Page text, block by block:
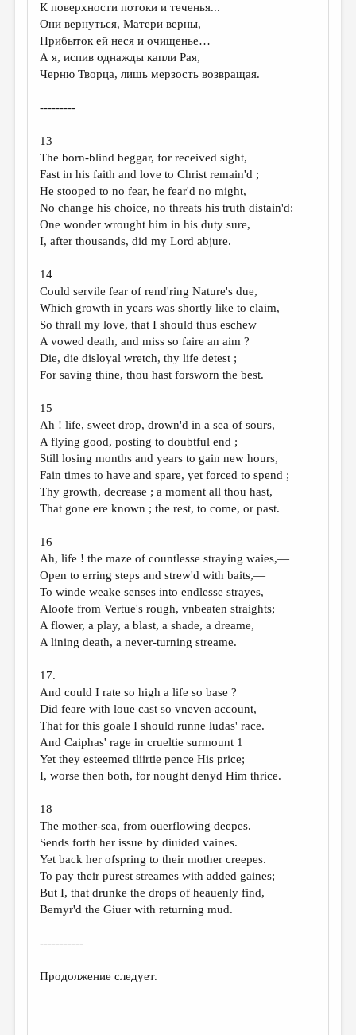
К поверхности потоки и теченья...
Они вернуться, Матери верны,
Прибыток ей неся и очищенье…
А я, испив однажды капли Рая,
Черню Творца, лишь мерзость возвращая.
---------
13
The born-blind beggar, for received sight,
Fast in his faith and love to Christ remain'd ;
He stooped to no fear, he fear'd no might,
No change his choice, no threats his truth distain'd:
One wonder wrought him in his duty sure,
I, after thousands, did my Lord abjure.
14
Could servile fear of rend'ring Nature's due,
Which growth in years was shortly like to claim,
So thrall my love, that I should thus eschew
A vowed death, and miss so faire an aim ?
Die, die disloyal wretch, thy life detest ;
For saving thine, thou hast forsworn the best.
15
Ah ! life, sweet drop, drown'd in a sea of sours,
A flying good, posting to doubtful end ;
Still losing months and years to gain new hours,
Fain times to have and spare, yet forced to spend ;
Thy growth, decrease ; a moment all thou hast,
That gone ere known ; the rest, to come, or past.
16
Ah, life ! the maze of countlesse straying waies,—
Open to erring steps and strew'd with baits,—
To winde weake senses into endlesse strayes,
Aloofe from Vertue's rough, vnbeaten straights;
A flower, a play, a blast, a shade, a dreame,
A lining death, a never-turning streame.
17.
And could I rate so high a life so base ?
Did feare with loue cast so vneven account,
That for this goale I should runne ludas' race.
And Caiphas' rage in crueltie surmount 1
Yet they esteemed tliirtie pence His price;
I, worse then both, for nought denyd Him thrice.
18
The mother-sea, from ouerflowing deepes.
Sends forth her issue by diuided vaines.
Yet back her ofspring to their mother creepes.
To pay their purest streames with added gaines;
But I, that drunke the drops of heauenly find,
Bemyr'd the Giuer with returning mud.
-----------
Продолжение следует.